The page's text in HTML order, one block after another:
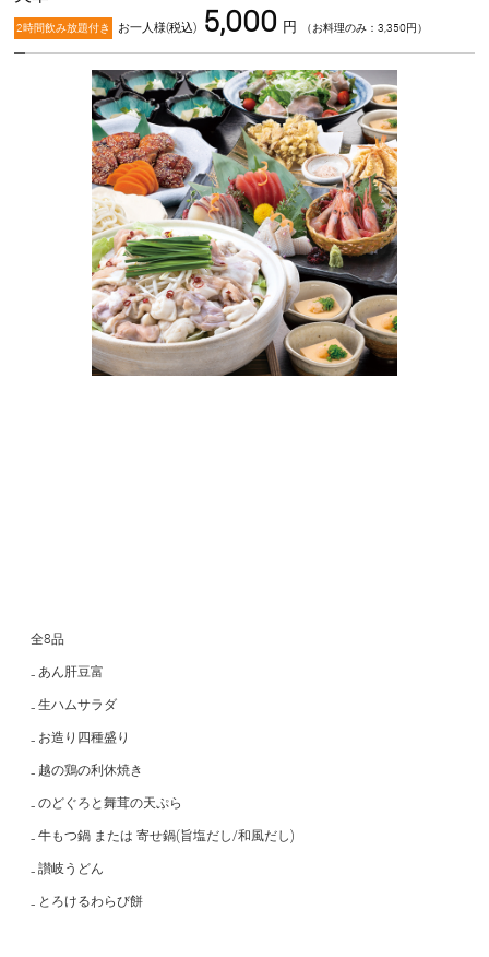
2時間飲み放題付き お一人様(税込) 5,000 円 （お料理のみ：3,350円）
全8品
₋ あん肝豆富
₋ 生ハムサラダ
₋ お造り四種盛り
₋ 越の鶏の利休焼き
₋ のどぐろと舞茸の天ぷら
₋ 牛もつ鍋 または 寄せ鍋(旨塩だし/和風だし)
₋ 讃岐うどん
₋ とろけるわらび餅